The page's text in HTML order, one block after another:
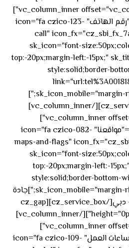
[vc_row_inner][vc_column_inner offset="vc_col-md-4"]
[cz_service_box title="رقم الهاتف" icon="fa czico-123-
call"
sk_icon="font-
top:-20px;margin-left:-15px;"
style:solid;border-
sk_icon_mobile="margin-
[/cz_service_box][/vc_column_inner]
[vc_column_inner offset="vc_col-md-4"]
[cz_service_box title="مواقعنا" icon="fa czico-082-
maps-and-flags"
sk_icon="font-
top:-20px;margin-left:-
style:solid;border-bottom-
sk_icon_mobile="margin-right:0px;margin-left:0px;"]جادة
الشيخ محمد بن راشد – دبي[/cz_service_box][cz_gap
height="0px" height_tablet="50px"][/vc_column_inner]
[vc_column_inner offset="vc_col-md-4"]
[cz_service_box title="ساعات العمل" icon="fa czico-109-